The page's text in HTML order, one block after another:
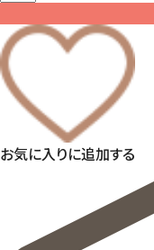
お気に入りに追加する